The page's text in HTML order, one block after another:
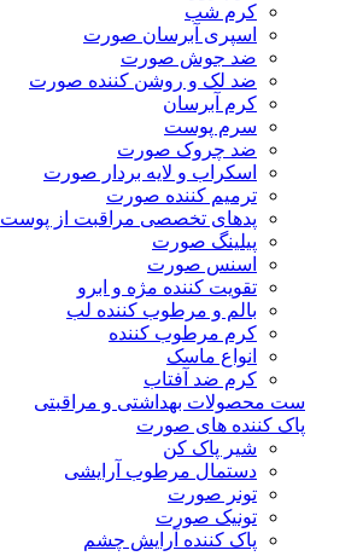
کرم شب
اسپری آبرسان صورت
ضد جوش صورت
ضد لک و روشن کننده صورت
کرم آبرسان
سرم پوست
ضد چروک صورت
اسکراب و لایه بردار صورت
ترمیم کننده صورت
پدهای تخصصی مراقبت از پوست
پیلینگ صورت
اسنس صورت
تقویت کننده مژه و ابرو
بالم و مرطوب کننده لب
کرم مرطوب کننده
انواع ماسک
کرم ضد آفتاب
ست محصولات بهداشتی و مراقبتی
پاک کننده های صورت
شیر پاک کن
دستمال مرطوب آرایشی
تونر صورت
تونیک صورت
پاک کننده آرایش چشم